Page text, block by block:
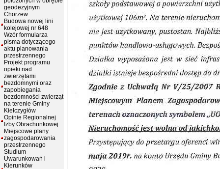
geodezyjnym
Chorzew
Budowa nowej lini
kolejowej nr 648
Wzór formularza
pisma dotyczącego
aktu planowania
przestrzennego
Projekt programu
opieki nad
zwierzętami
bezdomnymi oraz
zapobiegania
bezdomności zwierząt
na terenie Gminy
Kiełczygłów
Opinie Regionalnej
Izby Obrachunkowej
Miejscowe plany
zagospodarowania
przestrzennego
Studium
Uwarunkowań i
Kierunków